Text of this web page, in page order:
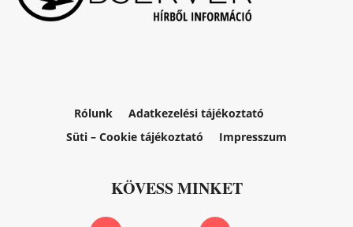
Rólunk
Adatkezelési tájékoztató
Süti – Cookie tájékoztató
Impresszum
KÖVESS MINKET